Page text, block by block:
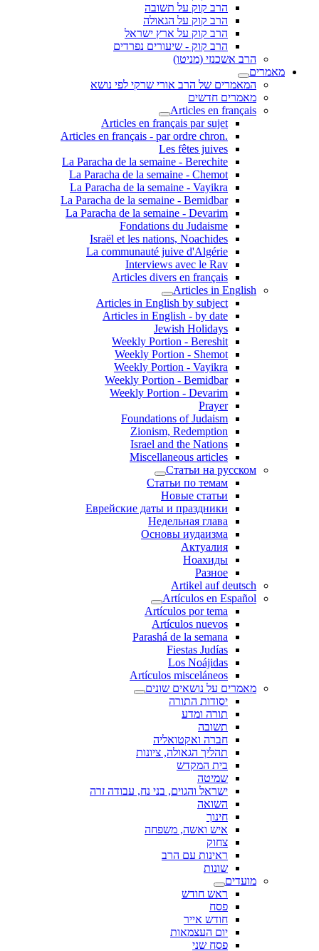
הרב קוק על תשובה
הרב קוק על הגאולה
הרב קוק על ארץ ישראל
הרב קוק - שיעורים נפרדים
הרב אשכנזי (מניטו)
מאמרים
המאמרים של הרב אורי שרקי לפי נושא
מאמרים חדשים
Articles en français
Articles en français par sujet
.Articles en français - par ordre chron
Les fêtes juives
La Paracha de la semaine - Berechite
La Paracha de la semaine - Chemot
La Paracha de la semaine - Vayikra
La Paracha de la semaine - Bemidbar
La Paracha de la semaine - Devarim
Fondations du Judaisme
Israël et les nations, Noachides
La communauté juive d'Algérie
Interviews avec le Rav
Articles divers en français
Articles in English
Articles in English by subject
Articles in English - by date
Jewish Holidays
Weekly Portion - Bereshit
Weekly Portion - Shemot
Weekly Portion - Vayikra
Weekly Portion - Bemidbar
Weekly Portion - Devarim
Prayer
Foundations of Judaism
Zionism, Redemption
Israel and the Nations
Miscellaneous articles
Статьи на русском
Статьи по темам
Новые статьи
Еврейские даты и праздники
Недельная глава
Основы иудаизма
Актуалия
Ноахиды
Разное
Artikel auf deutsch
Artículos en Español
Artículos por tema
Artículos nuevos
Parashá de la semana
Fiestas Judías
Los Noájidas
Artículos misceláneos
מאמרים על נושאים שונים
יסודות התורה
תורה ומדע
תשובה
חברה ואקטואליה
תהליך הגאולה, ציונות
בית המקדש
שמיטה
ישראל והגוים, בני נח, עבודה זרה
השואה
חינוך
איש ואשה, משפחה
צחוק
ראינות עם הרב
שונות
מועדים
ראש חודש
פסח
חודש אייר
יום העצמאות
פסח שני